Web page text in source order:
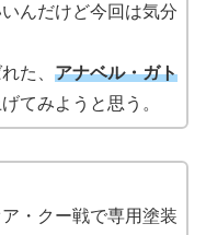
んだけど今回は気分
た、 アナベル・ガト
てみようと思う。
・クー戦で専用塗装